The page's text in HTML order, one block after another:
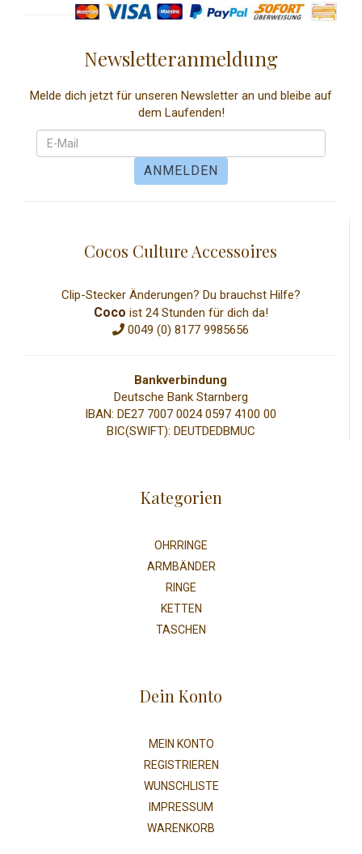
Newsletteranmeldung
Melde dich jetzt für unseren Newsletter an und bleibe auf
dem Laufenden!
Cocos Culture Accessoires
Clip-Stecker Änderungen? Du brauchst Hilfe?
Coco ist 24 Stunden für dich da!
0049 (0) 8177 9985656
Bankverbindung
Deutsche Bank Starnberg
IBAN: DE27 7007 0024 0597 4100 00
BIC(SWIFT): DEUTDEDBMUC
Kategorien
OHRRINGE
ARMBÄNDER
RINGE
KETTEN
TASCHEN
Dein Konto
MEIN KONTO
REGISTRIEREN
WUNSCHLISTE
IMPRESSUM
WARENKORB